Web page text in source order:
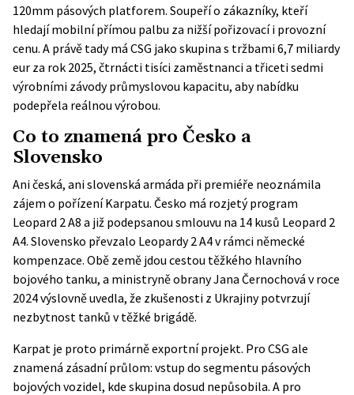
120mm pásových platforem. Soupeří o zákazníky, kteří
hledají mobilní přímou palbu za nižší pořizovací i provozní
cenu. A právě tady má CSG jako skupina s tržbami 6,7 miliardy
eur za rok 2025, čtrnácti tisíci zaměstnanci a třiceti sedmi
výrobními závody průmyslovou kapacitu, aby nabídku
podepřela reálnou výrobou.
Co to znamená pro Česko a
Slovensko
Ani česká, ani slovenská armáda při premiéře neoznámila
zájem o pořízení Karpatu. Česko má rozjetý program
Leopard 2 A8 a již podepsanou smlouvu na 14 kusů Leopard 2
A4. Slovensko převzalo Leopardy 2 A4 v rámci německé
kompenzace. Obě země jdou cestou těžkého hlavního
bojového tanku, a ministryně obrany Jana Černochová v roce
2024 výslovně uvedla, že zkušenosti z Ukrajiny potvrzují
nezbytnost tanků v těžké brigádě.
Karpat je proto primárně exportní projekt. Pro CSG ale
znamená zásadní průlom: vstup do segmentu pásových
bojových vozidel, kde skupina dosud nepůsobila. A pro